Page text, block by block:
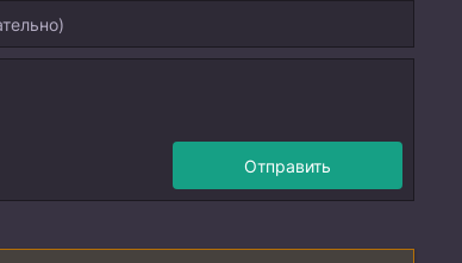
Отправить